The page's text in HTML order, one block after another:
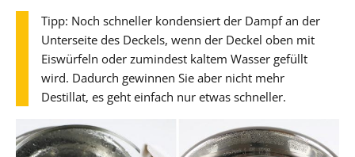
Tipp: Noch schneller kondensiert der Dampf an der
Unterseite des Deckels, wenn der Deckel oben mit
Eiswürfeln oder zumindest kaltem Wasser gefüllt
wird. Dadurch gewinnen Sie aber nicht mehr
Destillat, es geht einfach nur etwas schneller.